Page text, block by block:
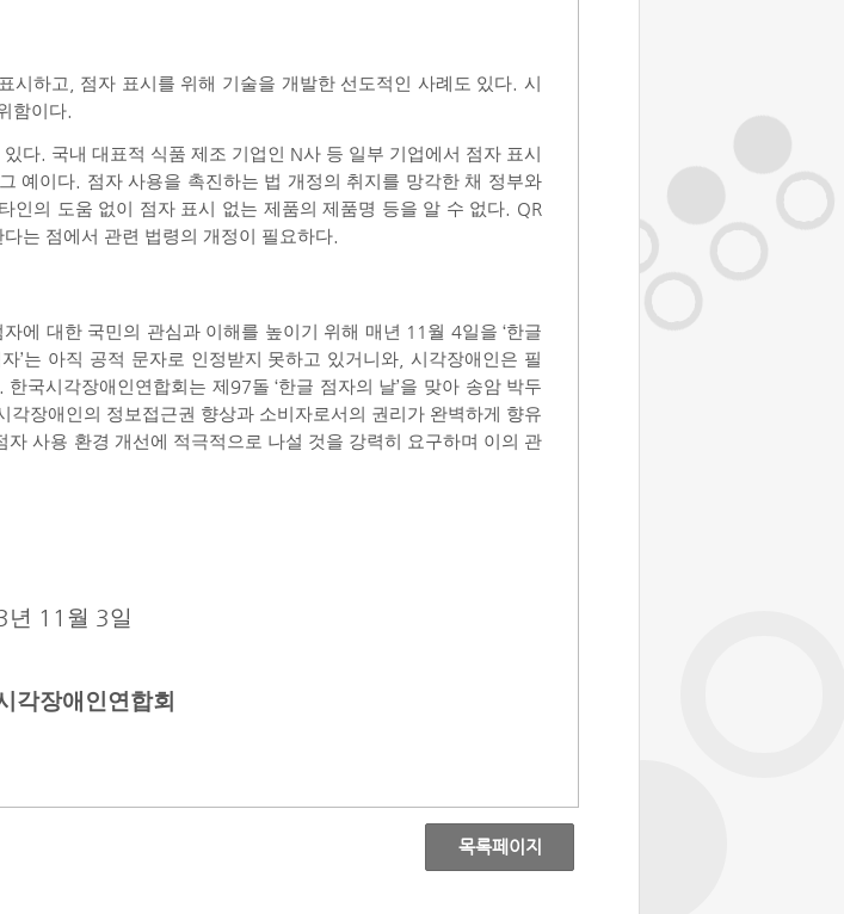
시하고 점자 표시를 위해 기술을 개발한 선도적인 사례도 있다.시
함이다.
있다. 국내 대표적 식품 제조 기업인 N사 등 일부 기업에서 점자 표시
예이다. 점자 사용을 촉진하는 법 개정의 취지를 망각한 채 정부와
인의 도움 없이 점자 표시 없는 제품의 제품명 등을 알 수 없다. QR
는 점에서 관련 법령의 개정이 필요하다.
에 대한 국민의 관심과 이해를 높이기 위해 매년 11 월 4일을‘한글
’는 아직 공적 문자로 인정받지 못하고 있거니와 ,시각장애인은 필
한국시각장애인연합회는 제 97돌‘한글 점자의 날’을 맞아 송암 박두
각장애인의 정보접근권 향상과 소비자로서의 권리가 완벽하게 향유
사용 환경 개선에 적극적으로 나설 것을 강력히 요구하며 이의 관
년 11 월 3일
각장애인연합회
목록페이지